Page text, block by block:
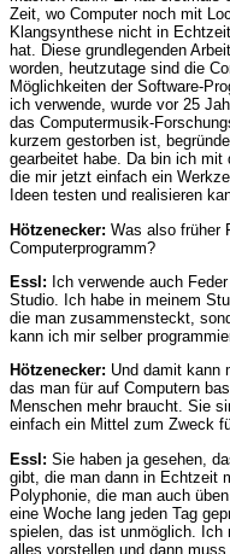
Zeit, wo Computer noch mit
Klangsynthese nicht in
hat. Diese grundlegenden
worden, heutzutage sind die
Möglichkeiten der Software-
ich verwende, wurde vor 25
das Computermusik-
kurzem gestorben ist,
gearbeitet habe. Da bin ich mit
die mir jetzt einfach ein
Ideen testen und realisieren
Hötzenecker: Was also früher
Computerprogramm?
Essl: Ich verwende auch
Studio. Ich habe in meinem
die man zusammensteckt,
kann ich mir selber
Hötzenecker: Und damit kann
das man für auf Computern
Menschen mehr braucht. Sie
einfach ein Mittel zum Zweck
Essl: Sie haben ja gesehen,
gibt, die man dann in Echtzeit
Polyphonie, die man auch
eine Woche lang jeden Tag
spielen, das ist unmöglich.
alles vorstellen und dann